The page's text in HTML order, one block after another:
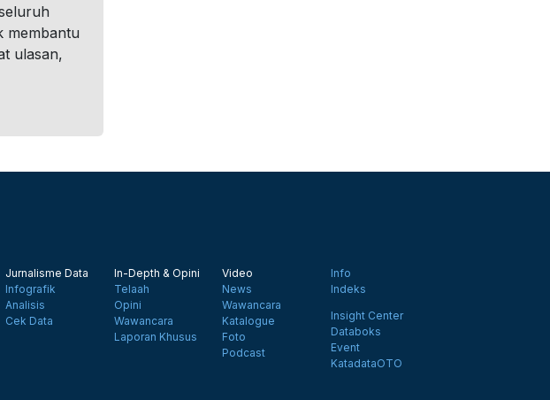
membantu
ulasan,
Jurnalisme Data
Infografik
Analisis
Cek Data
In-Depth & Opini
Telaah
Opini
Wawancara
Laporan Khusus
Video
News
Wawancara
Katalogue
Foto
Podcast
Info
Indeks
Insight Center
Databoks
Event
KatadataOTO